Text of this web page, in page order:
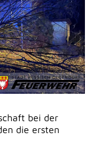
bei der
die ersten